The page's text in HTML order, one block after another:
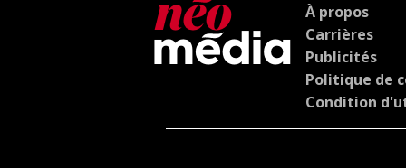
À propos
Carrières
Publicités
Politique de
Condition